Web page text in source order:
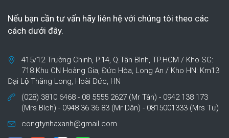
Nếu bạn cần tư vấn hãy liên hệ với chúng tôi theo các
cách dưới đây.
415/12 Trường Chinh, P.14, Q.Tân Bình, TP.HCM / Kho SG:
718 Khu CN Hoàng Gia, Đức Hòa, Long An / Kho HN: Km13
Đại Lộ Thăng Long, Hoài Đức, HN
(028) 3810 6468 - 08 5555 2627 (Mr Tân) - 0942 138 173
(Mrs Bích) - 0948 36 36 83 (Mr Dân) - 0815001333 (Mrs Tư)
congtynhaxanh@gmail.com